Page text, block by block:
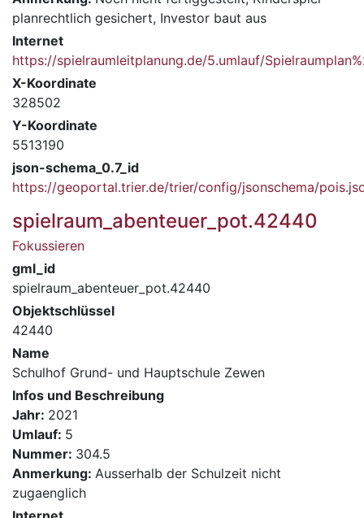
planrechtlich gesichert, Investor baut aus
Internet
https://spielraumleitplanung.de/5.umlauf/
X-Koordinate
328502
Y-Koordinate
5513190
json-schema_0.7_id
https://geoportal.trier.de/trier/config/jsonschema/
spielraum_abenteuer_pot.42440
Fokussieren
gml_id
spielraum_abenteuer_pot.42440
Objektschlüssel
42440
Name
Schulhof Grund- und Hauptschule Zewen
Infos und Beschreibung
Jahr: 2021
Umlauf: 5
Nummer: 304.5
Anmerkung: Ausserhalb der Schulzeit nicht
zugaenglich